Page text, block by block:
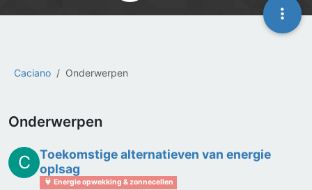
Caciano Onderwerpen
Onderwerpen
C
Toekomstige alternatieven van energie
oplsag
Energie opwekking & zonnecellen